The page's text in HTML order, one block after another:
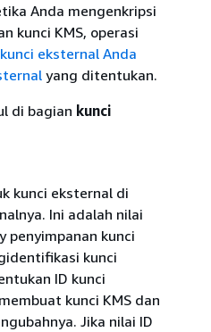
Anda mengenkripsi
kunci KMS, operasi
eksternal Anda
yang ditentukan.
di bagian kunci
kunci eksternal di
Ini adalah nilai
penyimpanan kunci
kunci
ID kunci
kunci KMS dan
Jika nilai ID